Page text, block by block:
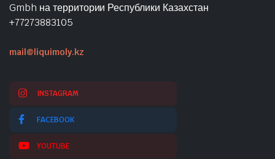
Gmbh на территории Республики Казахстан
+77273883105
mail@liquimoly.kz
INSTAGRAM
FACEBOOK
YOUTUBE